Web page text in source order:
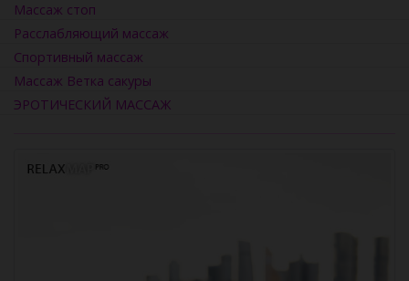
Массаж стоп
Расслабляющий массаж
Спортивный массаж
Массаж Ветка сакуры
ЭРОТИЧЕСКИЙ МАССАЖ